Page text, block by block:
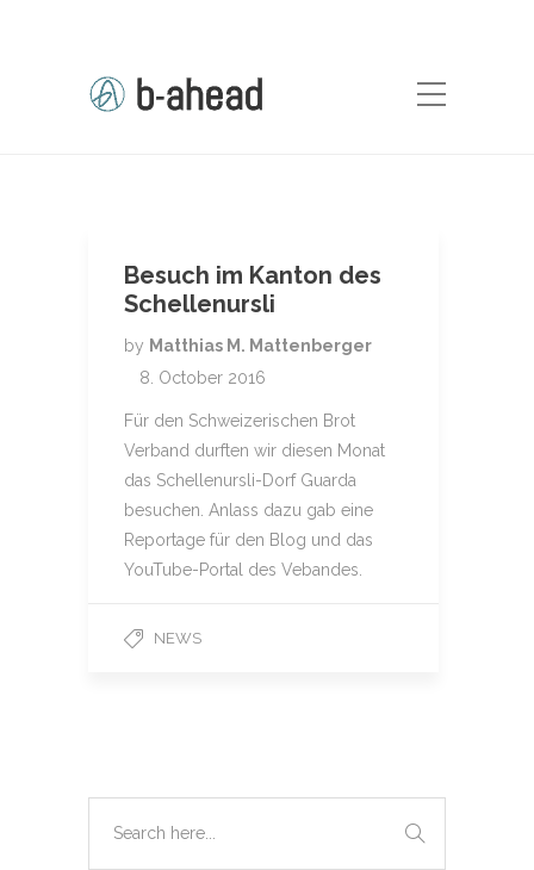
Besuch im Kanton des
Schellenursli
by Matthias M. Mattenberger
8. October 2016
Für den Schweizerischen Brot
Verband durften wir diesen Monat
das Schellenursli-Dorf Guarda
besuchen. Anlass dazu gab eine
Reportage für den Blog und das
YouTube-Portal des Vebandes.
NEWS